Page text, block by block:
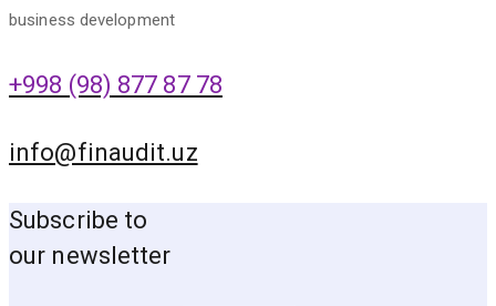
business development
+998 (98) 877 87 78
info@finaudit.uz
Subscribe to
our newsletter